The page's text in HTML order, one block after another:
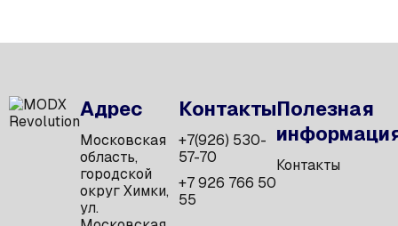
Адрес
Московская
область,
городской
округ Химки,
ул.
Контакты
+7(926) 530-
57-70
+7 926 766 50
55
Полезная
Контакты